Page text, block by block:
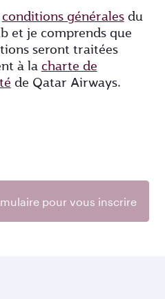
conditions généralesdu
et je comprends que
seront traitées
à la charte de
de Qatar Airways.
pour vous inscrire